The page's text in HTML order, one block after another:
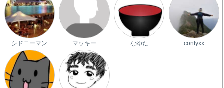
シドニーマン マッキー なゆた contyxx